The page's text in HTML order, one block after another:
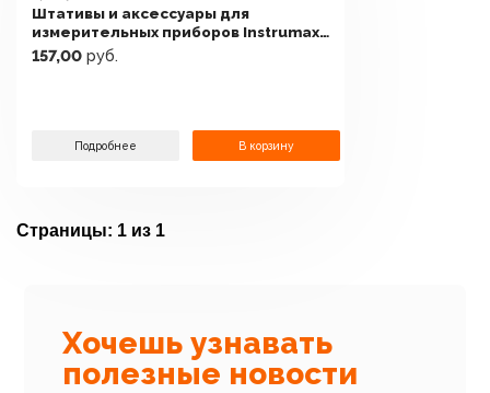
Штативы и аксессуары для
измерительных приборов Instrumax
TS-500
157,00 руб.
Подробнее В корзину
Страницы: 1 из 1
Хочешь узнавать
полезные новости